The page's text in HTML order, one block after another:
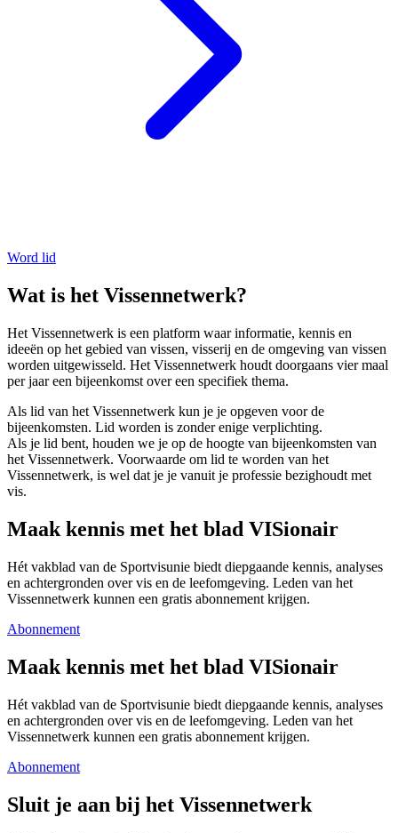
Word lid
Wat is het Vissennetwerk?
Het Vissennetwerk is een platform waar informatie, kennis en
ideeën op het gebied van vissen, visserij en de omgeving van vissen
worden uitgewisseld. Het Vissennetwerk houdt doorgaans vier maal
per jaar een bijeenkomst over een specifiek thema.
Als lid van het Vissennetwerk kun je je opgeven voor de
bijeenkomsten. Lid worden is zonder enige verplichting.
Als je lid bent, houden we je op de hoogte van bijeenkomsten van
het Vissennetwerk. Voorwaarde om lid te worden van het
Vissennetwerk, is wel dat je je vanuit je professie bezighoudt met
vis.
Maak kennis met het blad VISionair
Hét vakblad van de Sportvisunie biedt diepgaande kennis, analyses
en achtergronden over vis en de leefomgeving. Leden van het
Vissennetwerk kunnen een gratis abonnement krijgen.
Abonnement
Maak kennis met het blad VISionair
Hét vakblad van de Sportvisunie biedt diepgaande kennis, analyses
en achtergronden over vis en de leefomgeving. Leden van het
Vissennetwerk kunnen een gratis abonnement krijgen.
Abonnement
Sluit je aan bij het Vissennetwerk